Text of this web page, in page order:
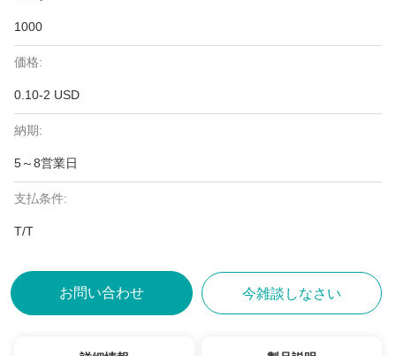
1000
価格:
0.10-2 USD
納期:
5～8営業日
支払条件:
T/T
お問い合わせ 今雑談しなさい